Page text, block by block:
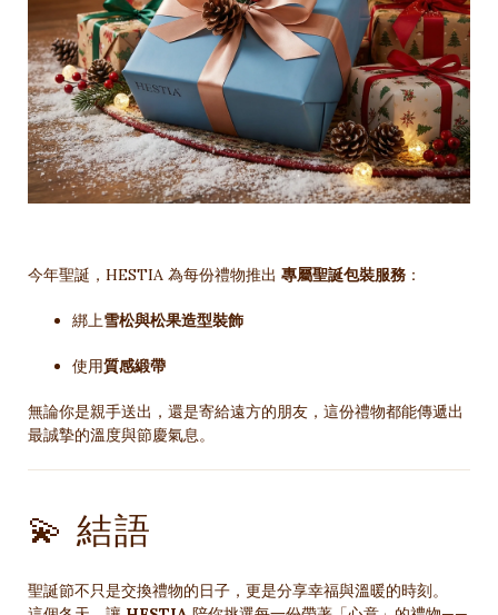
今年聖誕，HESTIA 為每份禮物推出 專屬聖誕包裝服務 ：
綁上雪松與松果造型裝飾
使用質感緞帶
無論你是親手送出，還是寄給遠方的朋友，這份禮物都能傳遞出
最誠摯的溫度與節慶氣息。
💫 結語
聖誕節不只是交換禮物的日子，更是分享幸福與溫暖的時刻。